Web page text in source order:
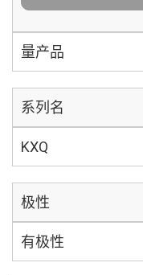
量产品
系列名
KXQ
极性
有极性